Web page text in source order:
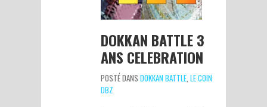
DOKKAN BATTLE 3
ANS CELEBRATION
POSTÉ DANS DOKKAN BATTLE LE COIN
DBZ